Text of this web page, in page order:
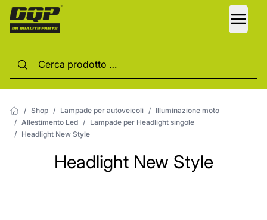
/ Shop / Lampade per autoveicoli / Illuminazione moto
/ Allestimento Led / Lampade per Headlight singole
/ Headlight New Style
Headlight New Style